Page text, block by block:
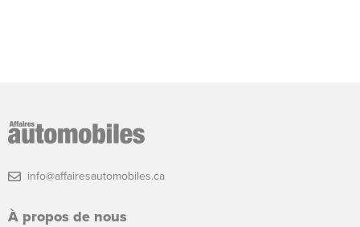
info@affairesautomobiles.ca
À propos de nous